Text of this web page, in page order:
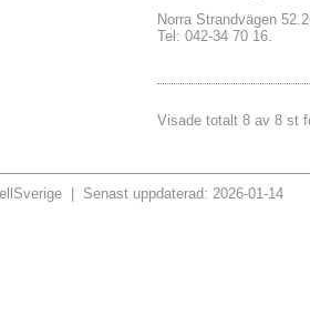
Norra Strandvägen
Tel: 042-34 70 16.
Visade totalt 8 av 8 st
| Senast uppdaterad: 2026-01-14